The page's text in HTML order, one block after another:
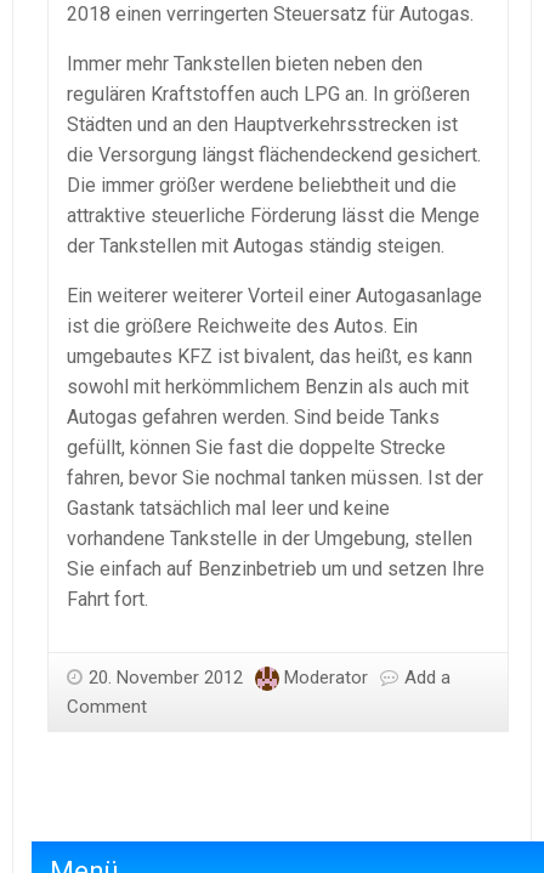
2018 einen verringerten Steuersatz für Autogas.
Immer mehr Tankstellen bieten neben den
regulären Kraftstoffen auch LPG an. In größeren
Städten und an den Hauptverkehrsstrecken ist
die Versorgung längst flächendeckend gesichert.
Die immer größer werdene beliebtheit und die
attraktive steuerliche Förderung lässt die Menge
der Tankstellen mit Autogas ständig steigen.
Ein weiterer weiterer Vorteil einer Autogasanlage
ist die größere Reichweite des Autos. Ein
umgebautes KFZ ist bivalent, das heißt, es kann
sowohl mit herkömmlichem Benzin als auch mit
Autogas gefahren werden. Sind beide Tanks
gefüllt, können Sie fast die doppelte Strecke
fahren, bevor Sie nochmal tanken müssen. Ist der
Gastank tatsächlich mal leer und keine
vorhandene Tankstelle in der Umgebung, stellen
Sie einfach auf Benzinbetrieb um und setzen Ihre
Fahrt fort.
20. November 2012 Moderator
Add a
Comment